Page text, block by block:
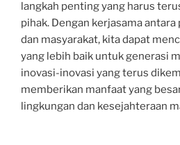
langkah penting yang harus
pihak. Dengan kerjasama
dan masyarakat, kita dapat
yang lebih baik untuk generasi
inovasi-inovasi yang terus
memberikan manfaat yang
lingkungan dan kesejahteraan